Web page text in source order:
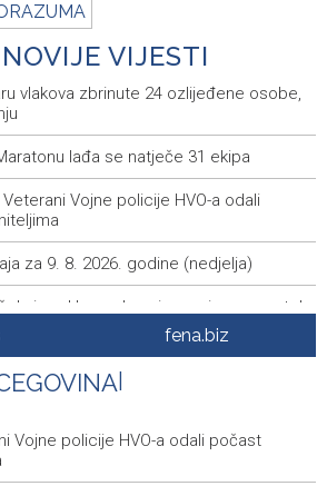
VIJESTI
vlakova zbrinute 24 ozlijeđene osobe,
lađa se natječe 31 ekipa
Vojne policije HVO-a odali
za 9. 8. 2026. godine (nedjelja)
od Irana da osigura siguran protok
Hormuški moreuz će ostati
zahtjeve Teherana
s Omanom o novoj Hormuškoj
fena.biz
Vojne policije HVO-a odali počast